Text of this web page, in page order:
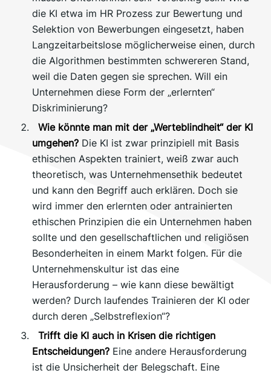
die KI etwa im HR Prozess zur Bewertung und
Selektion von Bewerbungen eingesetzt, haben
Langzeitarbeitslose möglicherweise einen, durch
die Algorithmen bestimmten schwereren Stand,
weil die Daten gegen sie sprechen. Will ein
Unternehmen diese Form der „erlernten“
Diskriminierung?
Wie könnte man mit der „Werteblindheit“ der KI
umgehen? Die KI ist zwar prinzipiell mit Basis
ethischen Aspekten trainiert, weiß zwar auch
theoretisch, was Unternehmensethik bedeutet
und kann den Begriff auch erklären. Doch sie
wird immer den erlernten oder antrainierten
ethischen Prinzipien die ein Unternehmen haben
sollte und den gesellschaftlichen und religiösen
Besonderheiten in einem Markt folgen. Für die
Unternehmenskultur ist das eine
Herausforderung – wie kann diese bewältigt
werden? Durch laufendes Trainieren der KI oder
durch deren „Selbstreflexion“?
Trifft die KI auch in Krisen die richtigen
Entscheidungen? Eine andere Herausforderung
ist die Unsicherheit der Belegschaft. Eine